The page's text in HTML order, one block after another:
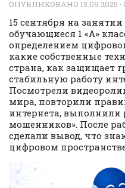
ОПУБЛИКОВАНО 15.09.2025
️15 сентября на
обучающиеся 1 «А»
определением
какие собственные
страна, как защищает
стабильную работу
Посмотрели
мира, повторили
интернета, выполнили
мошенников». После
сделали вывод, что
цифровом